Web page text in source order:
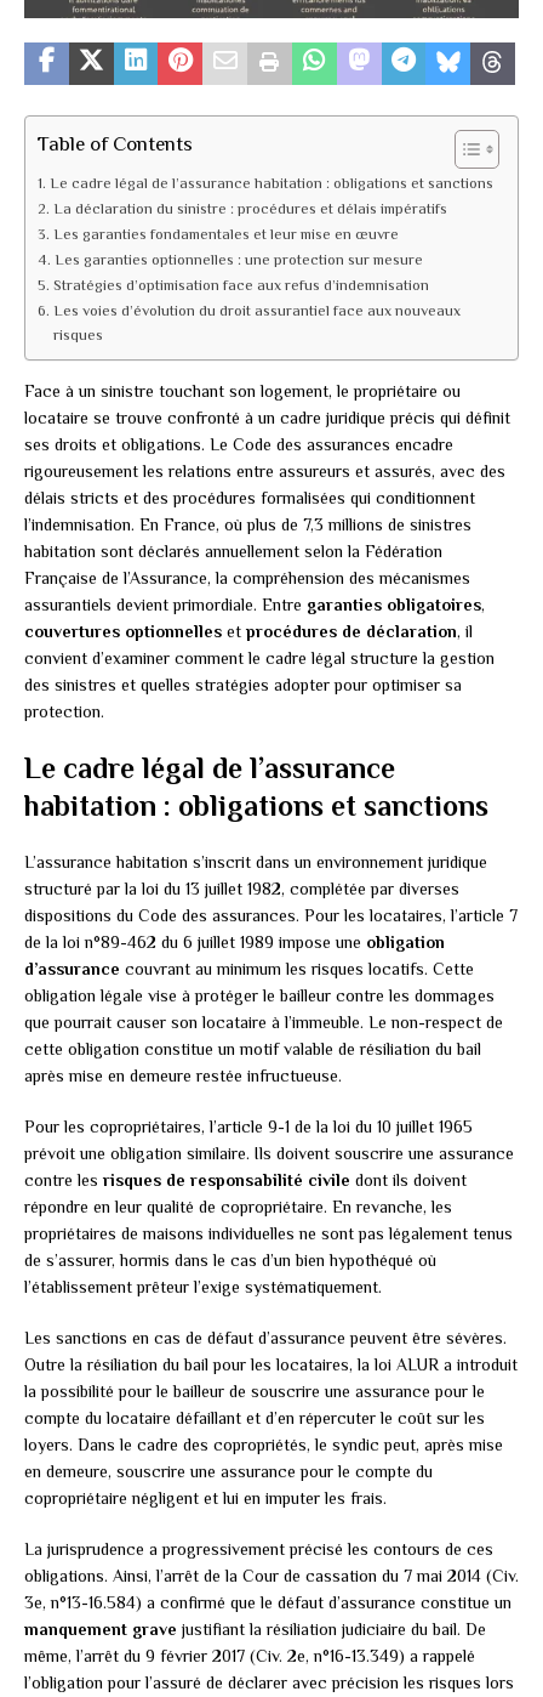
Table of Contents
Le cadre légal de l’assurance habitation : obligations et sanctions
La déclaration du sinistre : procédures et délais impératifs
Les garanties fondamentales et leur mise en œuvre
Les garanties optionnelles : une protection sur mesure
Stratégies d’optimisation face aux refus d’indemnisation
Les voies d’évolution du droit assurantiel face aux nouveaux
risques
Face à un sinistre touchant son logement, le propriétaire ou
locataire se trouve confronté à un cadre juridique précis qui définit
ses droits et obligations. Le Code des assurances encadre
rigoureusement les relations entre assureurs et assurés, avec des
délais stricts et des procédures formalisées qui conditionnent
l’indemnisation. En France, où plus de 7,3 millions de sinistres
habitation sont déclarés annuellement selon la Fédération
Française de l’Assurance, la compréhension des mécanismes
assurantiels devient primordiale. Entre garanties obligatoires,
couvertures optionnelles et procédures de déclaration, il
convient d’examiner comment le cadre légal structure la gestion
des sinistres et quelles stratégies adopter pour optimiser sa
protection.
Le cadre légal de l’assurance
habitation : obligations et sanctions
L’assurance habitation s’inscrit dans un environnement juridique
structuré par la loi du 13 juillet 1982, complétée par diverses
dispositions du Code des assurances. Pour les locataires, l’article 7
de la loi n°89-462 du 6 juillet 1989 impose une obligation
d’assurance couvrant au minimum les risques locatifs. Cette
obligation légale vise à protéger le bailleur contre les dommages
que pourrait causer son locataire à l’immeuble. Le non-respect de
cette obligation constitue un motif valable de résiliation du bail
après mise en demeure restée infructueuse.
Pour les copropriétaires, l’article 9-1 de la loi du 10 juillet 1965
prévoit une obligation similaire. Ils doivent souscrire une assurance
contre les risques de responsabilité civile dont ils doivent
répondre en leur qualité de copropriétaire. En revanche, les
propriétaires de maisons individuelles ne sont pas légalement tenus
de s’assurer, hormis dans le cas d’un bien hypothéqué où
l’établissement prêteur l’exige systématiquement.
Les sanctions en cas de défaut d’assurance peuvent être sévères.
Outre la résiliation du bail pour les locataires, la loi ALUR a introduit
la possibilité pour le bailleur de souscrire une assurance pour le
compte du locataire défaillant et d’en répercuter le coût sur les
loyers. Dans le cadre des copropriétés, le syndic peut, après mise
en demeure, souscrire une assurance pour le compte du
copropriétaire négligent et lui en imputer les frais.
La jurisprudence a progressivement précisé les contours de ces
obligations. Ainsi, l’arrêt de la Cour de cassation du 7 mai 2014 (Civ.
3e, n°13-16.584) a confirmé que le défaut d’assurance constitue un
manquement grave justifiant la résiliation judiciaire du bail. De
même, l’arrêt du 9 février 2017 (Civ. 2e, n°16-13.349) a rappelé
l’obligation pour l’assuré de déclarer avec précision les risques lors